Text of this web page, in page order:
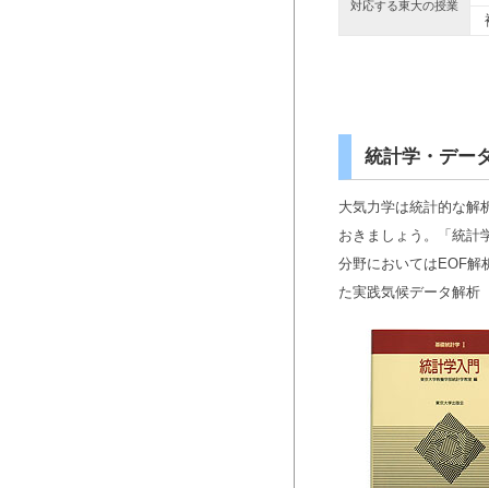
対応する東大の授業
統計学・デー
大気力学は統計的な解
おきましょう。「統計
分野においてはEOF解
た実践気候データ解析